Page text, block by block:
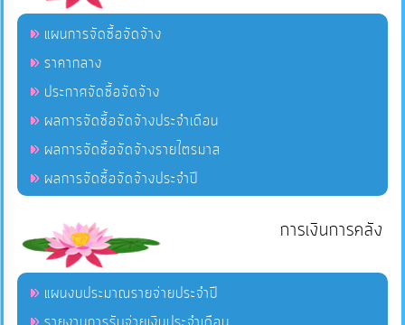
แผนการจัดซื้อจัดจ้าง
ราคากลาง
ประกาศจัดซื้อจัดจ้าง
ผลการจัดซื้อจัดจ้างประจำเดือน
ผลการจัดซื้อจัดจ้างรายไตรมาส
ผลการจัดซื้อจัดจ้างประจำปี
การเงินการคลัง
แผนงบประมาณรายจ่ายประจำปี